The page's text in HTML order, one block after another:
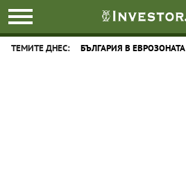
ТЕМИТЕ ДНЕС: БЪЛГАРИЯ В ЕВРОЗОНАТА